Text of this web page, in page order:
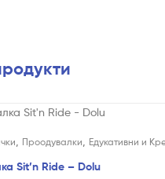
, Проодувалки, Едукативни и
Sit’n Ride – Dolu